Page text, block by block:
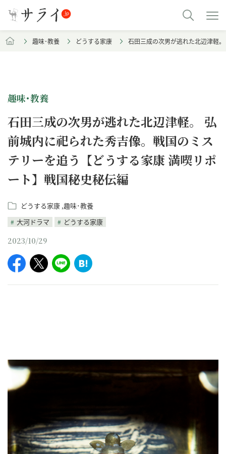
趣味･教養 どうする家康 石田三成の次男が逃れた北辺津軽
趣味･教養
石田三成の次男が逃れた北辺津軽。 弘
前城内に祀られた秀吉像。戦国のミス
テリーを追う【どうする家康 満喫リポ
ート】戦国秘史秘伝編
どうする家康 趣味･教養
大河ドラマ
どうする家康
2023/10/29